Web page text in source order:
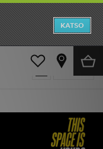
KATSO
Suodata